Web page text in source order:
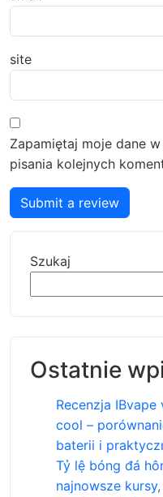
site
Zapamiętaj moje dane
pisania kolejnych
Submit a review
Szukaj
Ostatnie
Recenzja
cool –
baterii i
Tỷ lệ bóng đá
najnowsze